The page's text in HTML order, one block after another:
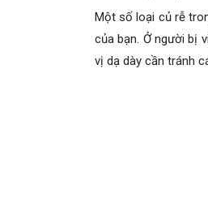
Một số loại củ rễ
của bạn. Ở người bị
vị dạ dày cần tránh